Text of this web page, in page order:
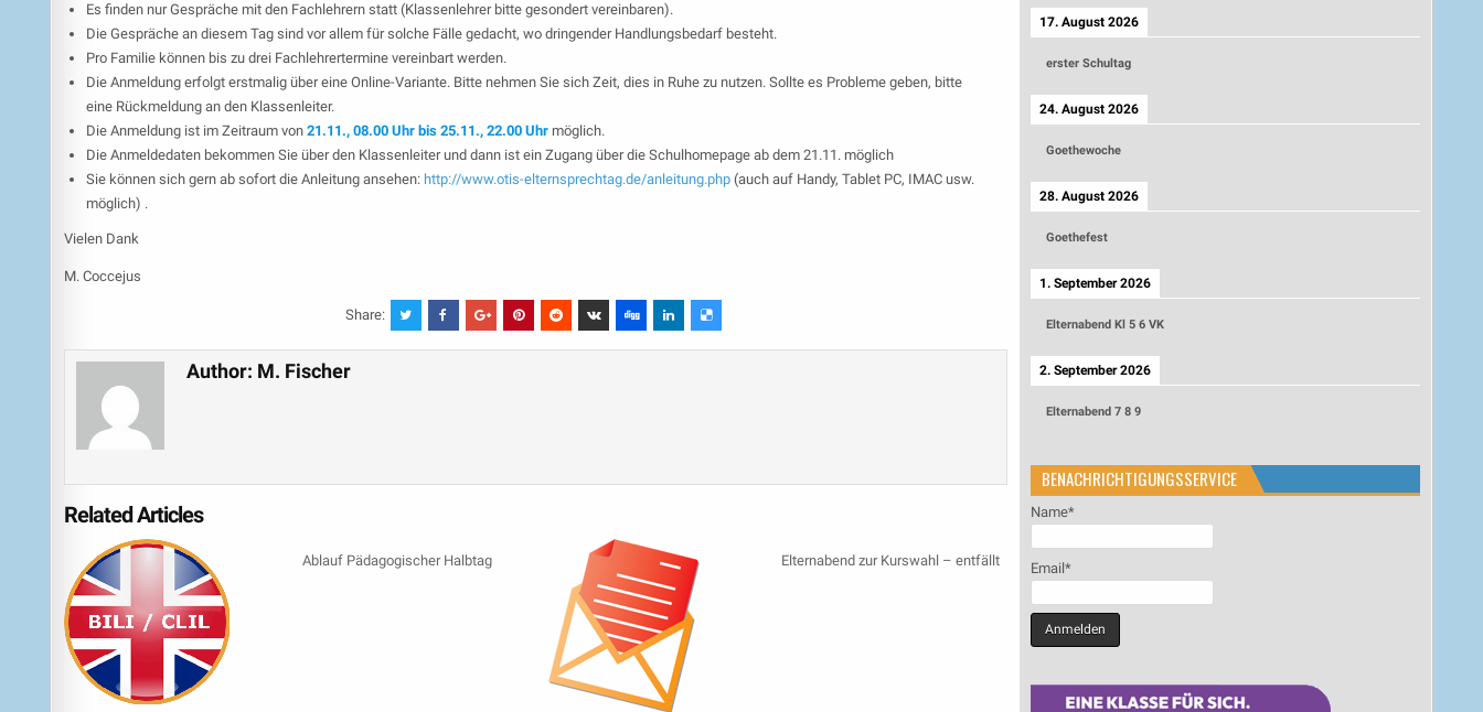
Es finden nur Gespräche mit den Fachlehrern statt (Klassenlehrer bitte gesondert vereinbaren).
Die Gespräche an diesem Tag sind vor allem für solche Fälle gedacht, wo dringender Handlungsbedarf besteht.
Pro Familie können bis zu drei Fachlehrertermine vereinbart werden.
Die Anmeldung erfolgt erstmalig über eine Online-Variante. Bitte nehmen Sie sich Zeit, dies in Ruhe zu nutzen. Sollte es Probleme geben, bitte
eine Rückmeldung an den Klassenleiter.
Die Anmeldung ist im Zeitraum von 21.11., 08.00 Uhr bis 25.11., 22.00 Uhrmöglich.
Die Anmeldedaten bekommen Sie über den Klassenleiter und dann ist ein Zugang über die Schulhomepage ab dem 21.11. möglich
Sie können sich gern ab sofort die Anleitung ansehen: http://www.otis-elternsprechtag.de/anleitung.php(auch auf Handy, Tablet PC, IMAC usw.
möglich) .
Vielen Dank
M. Coccejus
Share:
Author: M. Fischer
Related Articles
Ablauf Pädagogischer Halbtag Elternabend zur Kurswahl – entfällt
17. August 2026
erster Schultag
24. August 2026
Goethewoche
28. August 2026
Goethefest
1. September 2026
Elternabend Kl 5 6 VK
2. September 2026
Elternabend 7 8 9
BENACHRICHTIGUNGSSERVICE
Name*
Email*